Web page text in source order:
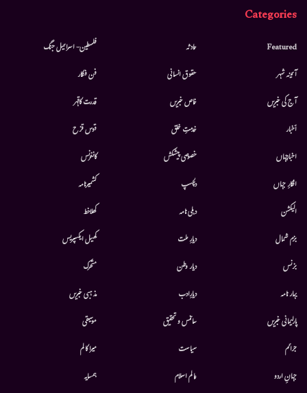
Categories
Featured
آئینہ شہر
آج کی خبریں
أخبار
اخبارجہاں
افکارِ جہاں
الیکشن
بزم شمال
بزنس
بہار نامہ
پارلیمانی خبریں
جرائم
جہانِ اردو
حادثہ
حقوق انسانی
خاص خبریں
خدمتِ خلق
خصوصی پیشکش
دلچسپ
دہلی نامہ
دیارِ ملت
دیار وطن
دیارِادب
سائنس و تحقیق
سیاست
عالم اسلام
فلسطین- اسرائیل جنگ
فن فنکار
قدرت کاقہر
قوس قزح
کانفرنس
کشمیرنامہ
کھلاخط
کھیل ایکسپریس
متحرك
مذہبی خبریں
موسيقى
میرا کالم
ہمسایہ